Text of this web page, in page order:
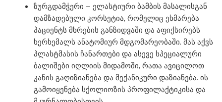
ზურგდამჭერი – ელასტიური ბამბის მასალისგან
დამზადებული კორსეტია, რომელიც ეხმარება
პაციენტს მხრების განზიდვაში და აფიქსირებს
ხერხემალს ანატომიურ მდგომარეობაში. მას აქვს
პლასტმასის ჩანართები და ასევე სპეციალური
ბალიშები იღლიის მიდამოში, რათა ავიცილოთ
კანის გაღიზიანება და მექანიკური დაზიანება. ის
გამოიყენება სქოლიოზის პროფილაქტიკისა და